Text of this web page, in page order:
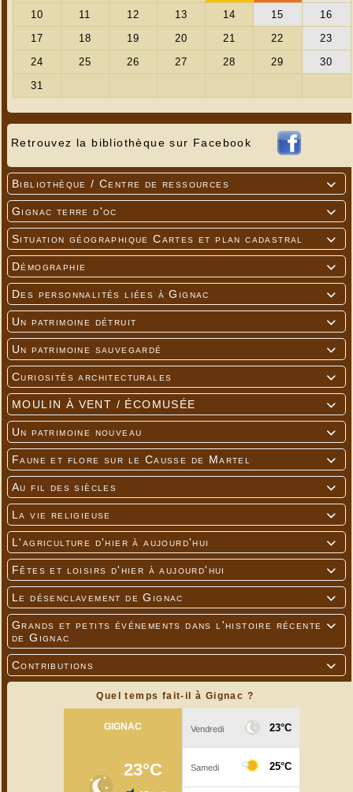
Retrouvez la bibliothèque sur Facebook

Bibliothèque / Centre de ressources

Gignac terre d'oc

Situation géographique Cartes et plan cadastral

Démographie

Des personnalités liées à Gignac

Un patrimoine détruit

Un patrimoine sauvegardé

Curiosités architecturales

MOULIN À VENT / ÉCOMUSÉE

Un patrimoine nouveau

Faune et flore sur le Causse de Martel

Au fil des siècles

La vie religieuse

L'agriculture d'hier à aujourd'hui

Fêtes et loisirs d'hier à aujourd'hui

Le désenclavement de Gignac

Grands et petits événements dans l'histoire récente
de Gignac

Contributions
Quel temps fait-il à Gignac ?